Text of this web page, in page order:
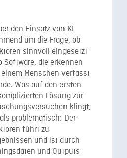
den Einsatz von KI
um die Frage, ob
sinnvoll eingesetzt
Software, die erkennen
Menschen verfasst
Was auf den ersten
Lösung zur
klingt,
problematisch: Der
führt zu
und ist durch
und Outputs